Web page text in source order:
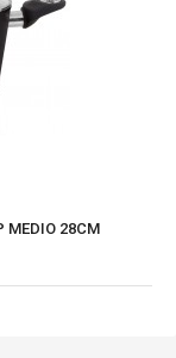
MEDIO 28CM